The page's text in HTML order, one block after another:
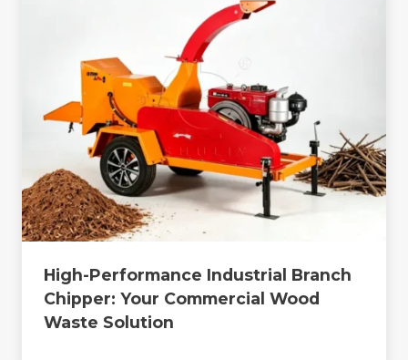
High-Performance Industrial Branch
Chipper: Your Commercial Wood
Waste Solution